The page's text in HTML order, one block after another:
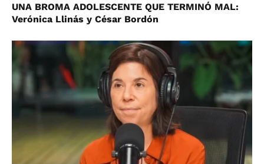
UNA BROMA ADOLESCENTE QUE TERMINÓ MAL:
Verónica Llinás y César Bordón